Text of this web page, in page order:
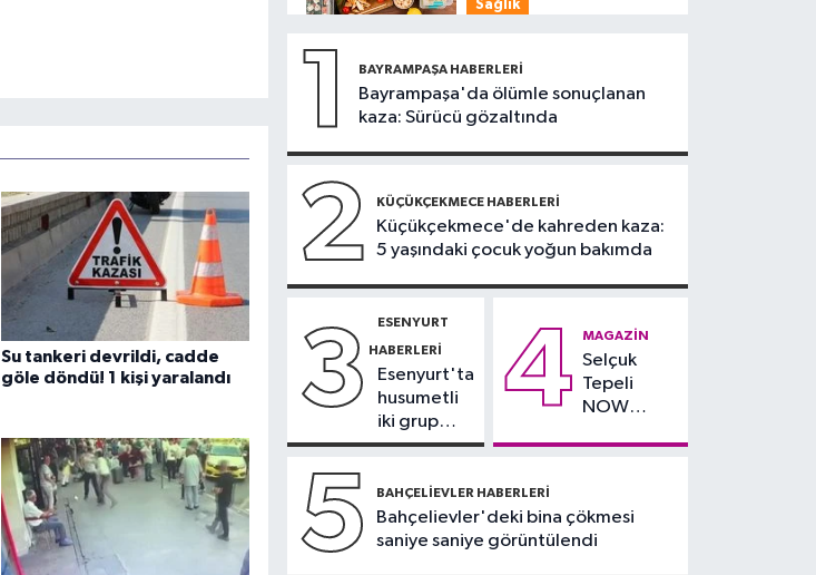
Su tankeri devrildi, cadde
göle döndü! 1 kişi yaralandı
açıklama
Sağlık
Yulaf sağlıklı ama sınırsız
değil
Güncel
Turizmde hareketlilik
başladı
Sağlık
09:20Denize girerken
dikkat! Kayalık
Güngören Haberleri
09:17Güngören’de
balkonu çöken 5 katlı
1 BAYRAMPAŞA HABERLERI
Bayrampaşa'da ölümle sonuçlanan
kaza: Sürücü gözaltında
2 KÜÇÜKÇEKMECE HABERLERI
Küçükçekmece'de kahreden kaza:
5 yaşındaki çocuk yoğun bakımda
3 ESENYURT
HABERLERI
Esenyurt'ta
husumetli
iki grup
arasında
kavga
4 MAGAZIN
Selçuk
Tepeli
NOW
5 BAHÇELIEVLER HABERLERI
Bahçelievler'deki bina çökmesi
saniye saniye görüntülendi